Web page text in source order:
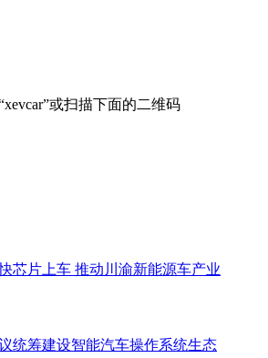
或扫描下面的二维码
芯片上车 推动川渝新能源车产业
统筹建设智能汽车操作系统生态